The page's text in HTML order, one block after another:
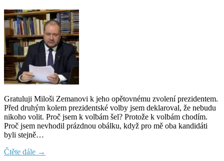
Gratuluji Miloši Zemanovi k jeho opětovnému zvolení prezidentem.
Před druhým kolem prezidentské volby jsem deklaroval, že nebudu
nikoho volit. Proč jsem k volbám šel? Protože k volbám chodím.
Proč jsem nevhodil prázdnou obálku, když pro mě oba kandidáti
byli stejně…
Čtěte dále →